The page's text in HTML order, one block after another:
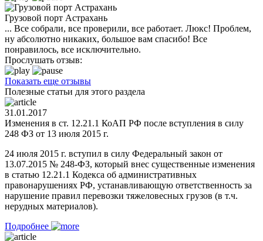
Грузовой порт Астрахань
... Все собрали, все проверили, все работает. Люкс! Проблем,
ну абсолютно никаких, большое вам спасибо! Все
понравилось, все исключительно.
Прослушать отзыв:
Показать еще отзывы
Полезные статьи для этого раздела
31.01.2017
Изменения в ст. 12.21.1 КоАП РФ после вступления в силу
248 ФЗ от 13 июля 2015 г.
24 июля 2015 г. вступил в силу Федеральный закон от
13.07.2015 № 248-ФЗ, который внес существенные изменения
в статью 12.21.1 Кодекса об административных
правонарушениях РФ, устанавливающую ответственность за
нарушение правил перевозки тяжеловесных грузов (в т.ч.
нерудных материалов).
Подробнее